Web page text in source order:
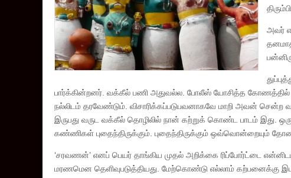
அவர்
பார்க்கின்றனர். வக்கீல் பணி அதுவல்ல. போலீஸ் யோசித்த கோணத்தில்
நல்லிடம் தரவேண்டும். விசாரிக்கப்படுபவனாகவே மாறி அவன்
இருபது வருட வக்கீல் தொழிலில் நான் கற்றுக் கொண்ட பாடம் இது.
கண்ணிகள் புதைந்திருக்கும். புதைந்திருக்கும் ஒவ்வொன்றையும்
‘சரவணன்’ எனப் பெயர் தாங்கிய முதல் அறிக்கை ரிப்போர்ட்டை
மரணமென தெளிவுபடுத்தியது. மேற்கொண்டு எல்லாம் கற்பனைக்கு